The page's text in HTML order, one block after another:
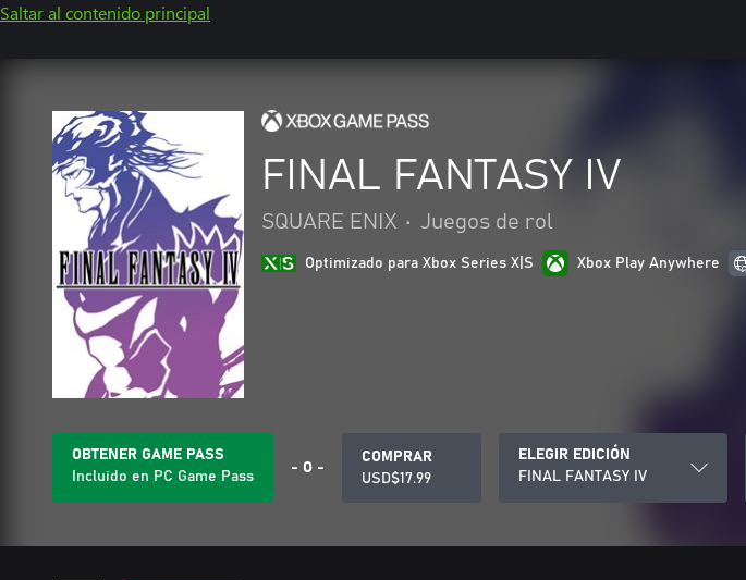
Saltar al contenido principal
FINAL FANTASY IV
SQUARE ENIX • Juegos de rol
Optimizado para Xbox Series X|S Xbox Play Anywhere
OBTENER GAME PASS
Incluido en PC Game Pass
- O -
COMPRAR
USD$17.99
ELEGIR EDICIÓN
FINAL FANTASY IV